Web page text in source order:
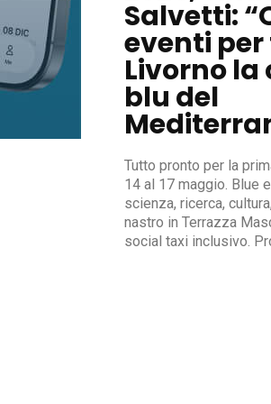
Salvetti:
eventi per
Livorno
blu del
Tutto pronto per la
14 al 17 maggio. Blue
scienza, ricerca,
nastro in Terrazza
social taxi inclusivo.